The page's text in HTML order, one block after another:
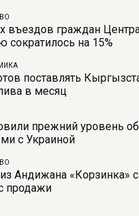
въездов граждан
сократилось на 15%
поставлять
в месяц
прежний уровень
с Украиной
Андижана «Корзинка»
продажи